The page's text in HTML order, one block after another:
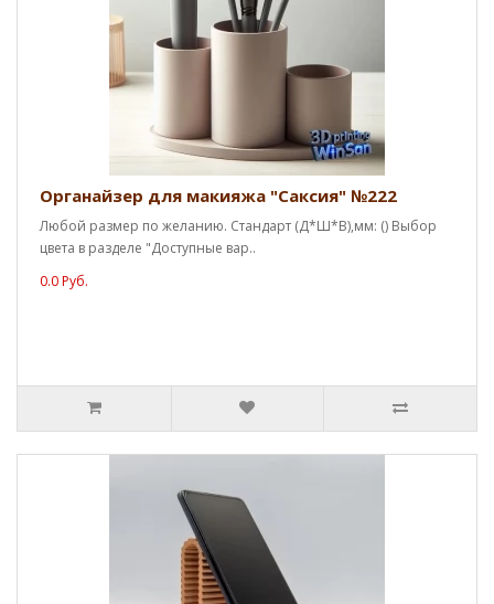
Органайзер для макияжа "Саксия" №222
Любой размер по желанию. Стандарт (Д*Ш*В),мм: () Выбор
цвета в разделе "Доступные вар..
0.0 Руб.